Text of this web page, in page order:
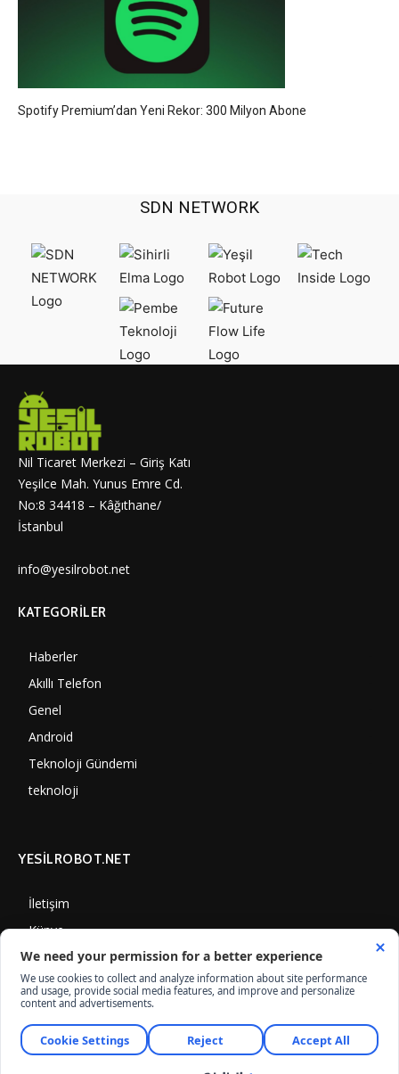
Spotify Premium’dan Yeni Rekor: 300 Milyon Abone
SDN NETWORK
Nil Ticaret Merkezi – Giriş Katı
Yeşilce Mah. Yunus Emre Cd.
No:8 34418 – Kâğıthane/
İstanbul
info@yesilrobot.net
KATEGORILER
Haberler
Akıllı Telefon
Genel
Android
Teknoloji Gündemi
teknoloji
YESİLROBOT.NET
İletişim
Künye
Gizlilik Politikası
Çerez Kullanımı